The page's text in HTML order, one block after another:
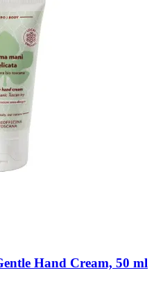
Hand Cream, 50 ml